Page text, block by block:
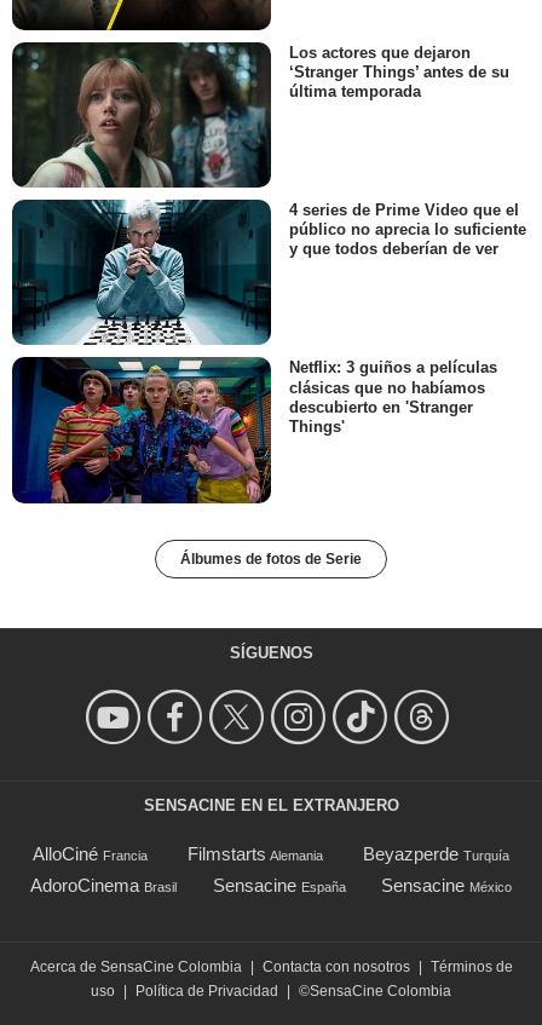
Los actores que dejaron
‘Stranger Things’ antes de su
última temporada
4 series de Prime Video que el
público no aprecia lo suficiente
y que todos deberían de ver
Netflix: 3 guiños a películas
clásicas que no habíamos
descubierto en 'Stranger
Things'
Álbumes de fotos de Serie
SÍGUENOS
SENSACINE EN EL EXTRANJERO
AlloCiné Francia Filmstarts Alemania Beyazperde Turquía
AdoroCinema Brasil Sensacine España Sensacine México
Acerca de SensaCine Colombia | Contacta con nosotros | Términos de
uso | Política de Privacidad | ©SensaCine Colombia